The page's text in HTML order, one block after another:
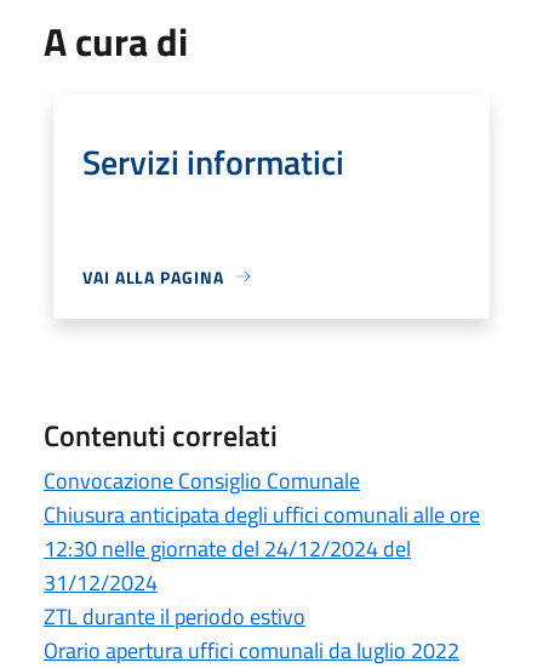
A cura di
Servizi informatici
VAI ALLA PAGINA
Contenuti correlati
Convocazione Consiglio Comunale
Chiusura anticipata degli uffici comunali alle ore
12:30 nelle giornate del 24/12/2024 del
31/12/2024
ZTL durante il periodo estivo
Orario apertura uffici comunali da luglio 2022